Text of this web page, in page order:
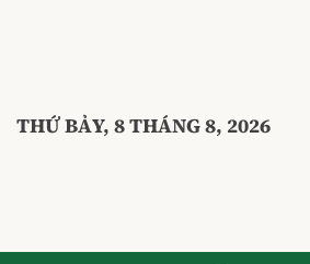
THỨ BẢY, 8 THÁNG 8, 2026